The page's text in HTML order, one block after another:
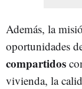
Además, la
oportunidades
compartidos
vivienda, la